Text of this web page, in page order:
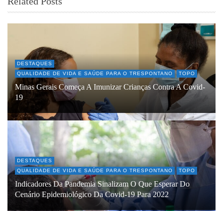
DESTAQUES
QUALIDADE DE VIDA E SAÚDE PARA O TRESPONTANO
TOPO
Minas Gerais Começa A Imunizar Crianças Contra A Covid-
19
DESTAQUES
QUALIDADE DE VIDA E SAÚDE PARA O TRESPONTANO
TOPO
Indicadores Da Pandemia Sinalizam O Que Esperar Do
Cenário Epidemiológico Da Covid-19 Para 2022